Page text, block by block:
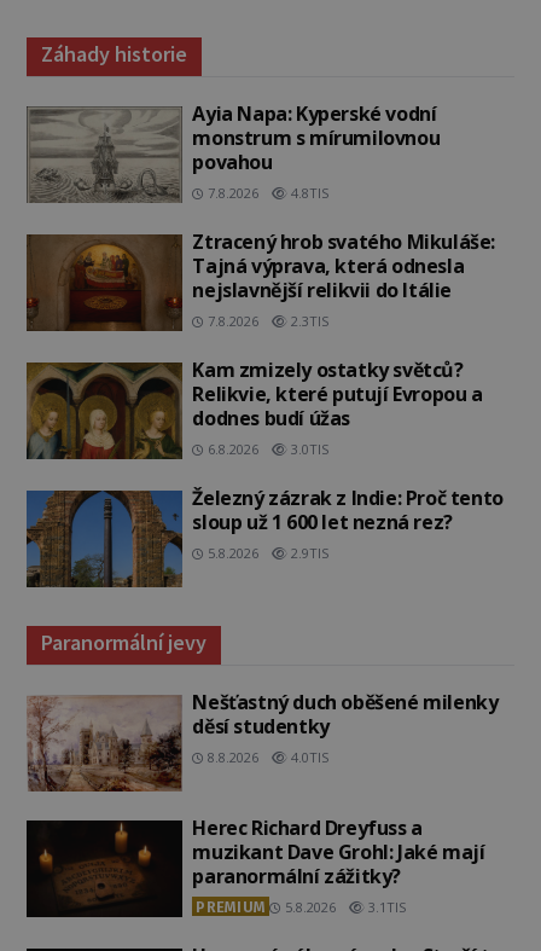
Záhady historie
Ayia Napa: Kyperské vodní
monstrum s mírumilovnou
povahou
7.8.2026 4.8TIS
Ztracený hrob svatého Mikuláše:
Tajná výprava, která odnesla
nejslavnější relikvii do Itálie
7.8.2026 2.3TIS
Kam zmizely ostatky světců?
Relikvie, které putují Evropou a
dodnes budí úžas
6.8.2026 3.0TIS
Železný zázrak z Indie: Proč tento
sloup už 1 600 let nezná rez?
5.8.2026 2.9TIS
Paranormální jevy
Nešťastný duch oběšené milenky
děsí studentky
8.8.2026 4.0TIS
Herec Richard Dreyfuss a
muzikant Dave Grohl: Jaké mají
paranormální zážitky?
PREMIUM 5.8.2026 3.1TIS